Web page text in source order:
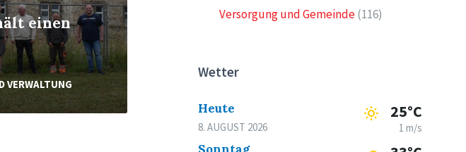
einen
VERWALTUNG
Versorgung und Gemeinde(116)
Wetter
Heute
8. AUGUST 2026
25°C
1 m/s